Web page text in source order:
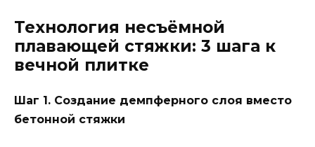
Технология несъёмной
плавающей стяжки: 3 шага к
вечной плитке
Шаг 1. Создание демпферного слоя вместо
бетонной стяжки